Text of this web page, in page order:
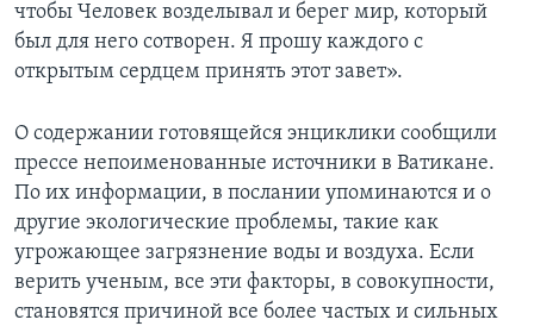
чтобы Человек возделывал и берег мир, который
был для него сотворен. Я прошу каждого с
открытым сердцем принять этот завет».
О содержании готовящейся энциклики сообщили
прессе непоименованные источники в Ватикане.
По их информации, в послании упоминаются и о
другие экологические проблемы, такие как
угрожающее загрязнение воды и воздуха. Если
верить ученым, все эти факторы, в совокупности,
становятся причиной все более частых и сильных